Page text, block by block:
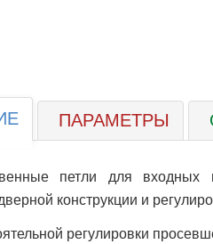
ПАРАМЕТРЫ
петли для входных
конструкции и
регулировки